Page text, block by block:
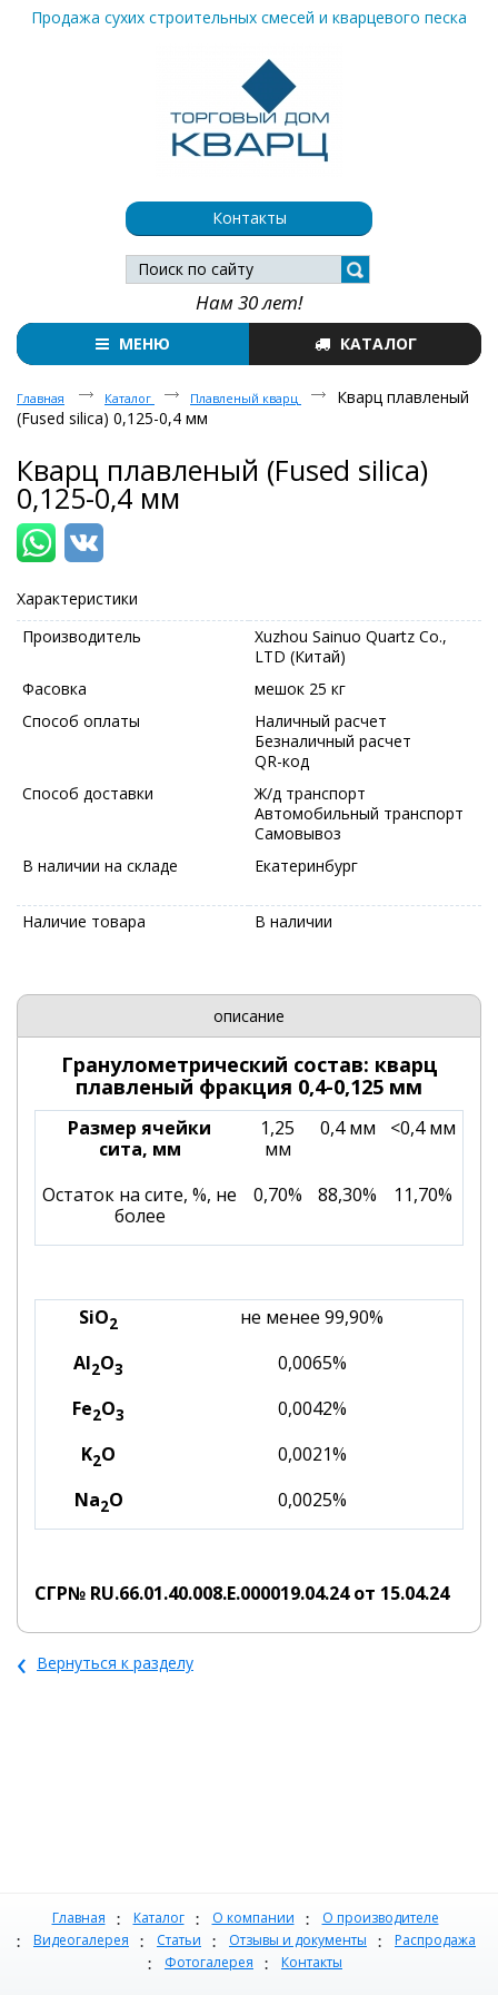
Контакты
Продажа сухих строительных смесей и кварцевого песка
Нам 30 лет!
МЕНЮ КАТАЛОГ
Главная Каталог Плавленый кварц
Кварц плавленый
(Fused silica) 0,125-0,4 мм
Кварц плавленый (Fused silica)
0,125-0,4 мм
Характеристики
Производитель
Xuzhou Sainuo Quartz Co.,
LTD (Китай)
Фасовка
мешок 25 кг
Способ оплаты
Наличный расчет
Безналичный расчет
QR-код
Способ доставки
Ж/д транспорт
Автомобильный транспорт
Самовывоз
В наличии на складе
Екатеринбург
Наличие товара В наличии
описание
Гранулометрический состав: кварц
плавленый фракция 0,4-0,125 мм
Размер ячейки
сита, мм
1,25
мм
0,4 мм <0,4 мм
Остаток на сите, %, не
более
0,70% 88,30% 11,70%
SiO2
не менее 99,90%
Al2O3
0,0065%
Fe2O3
0,0042%
K2O
0,0021%
Na2O 0,0025%
СГР№ RU.66.01.40.008.E.000019.04.24 от 15.04.24
‹ Вернуться к разделу
Главная Каталог О компании
О производителе
Видеогалерея
Статьи Отзывы и документы
Распродажа
Фотогалерея
Контакты